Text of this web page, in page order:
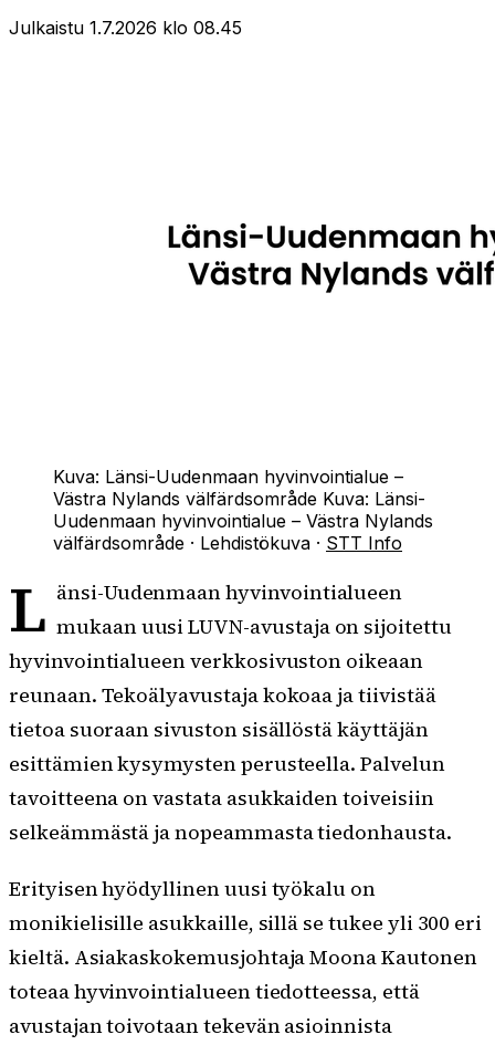
Julkaistu 1.7.2026 klo 08.45
Kuva: Länsi-Uudenmaan hyvinvointialue –
Västra Nylands välfärdsområde Kuva: Länsi-
Uudenmaan hyvinvointialue – Västra Nylands
välfärdsområde · Lehdistökuva · STT Info
L änsi-Uudenmaan hyvinvointialueen
mukaan uusi LUVN-avustaja on sijoitettu
hyvinvointialueen verkkosivuston oikeaan
reunaan. Tekoälyavustaja kokoaa ja tiivistää
tietoa suoraan sivuston sisällöstä käyttäjän
esittämien kysymysten perusteella. Palvelun
tavoitteena on vastata asukkaiden toiveisiin
selkeämmästä ja nopeammasta tiedonhausta.
Erityisen hyödyllinen uusi työkalu on
monikielisille asukkaille, sillä se tukee yli 300 eri
kieltä. Asiakaskokemusjohtaja Moona Kautonen
toteaa hyvinvointialueen tiedotteessa, että
avustajan toivotaan tekevän asioinnista